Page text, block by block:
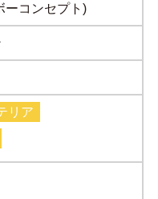
ーコンセプト)
リア